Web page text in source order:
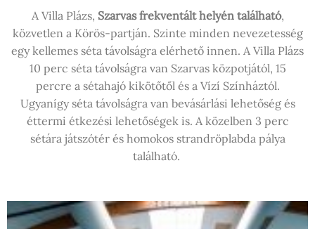
A Villa Plázs, Szarvas frekventált helyén található,
közvetlen a Körös-partján. Szinte minden nevezetesség
egy kellemes séta távolságra elérhető innen. A Villa Plázs
10 perc séta távolságra van Szarvas közpotjától, 15
percre a sétahajó kikötőtől és a Vízí Színháztól.
Ugyanígy séta távolságra van bevásárlási lehetőség és
éttermi étkezési lehetőségek is. A közelben 3 perc
sétára játszótér és homokos strandröplabda pálya
található.